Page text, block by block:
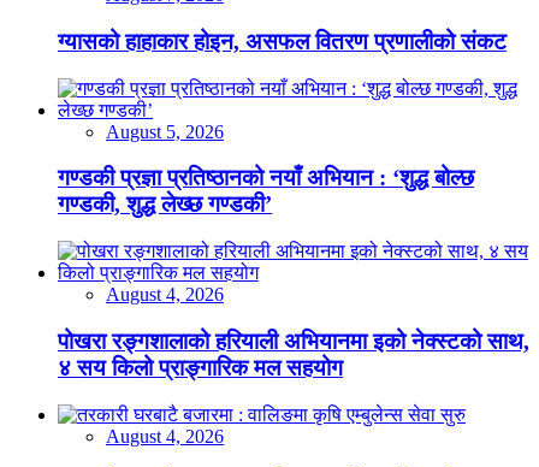
ग्यासको हाहाकार होइन, असफल वितरण प्रणालीको संकट
August 5, 2026
गण्डकी प्रज्ञा प्रतिष्ठानको नयाँ अभियान : ‘शुद्ध बोल्छ
गण्डकी, शुद्ध लेख्छ गण्डकी’
August 4, 2026
पोखरा रङ्गशालाको हरियाली अभियानमा इको नेक्स्टको साथ,
४ सय किलो प्राङ्गारिक मल सहयोग
August 4, 2026